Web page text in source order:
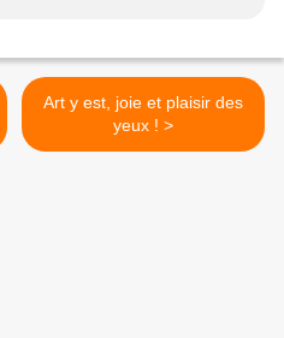
Art y est, joie et plaisir des
yeux ! >